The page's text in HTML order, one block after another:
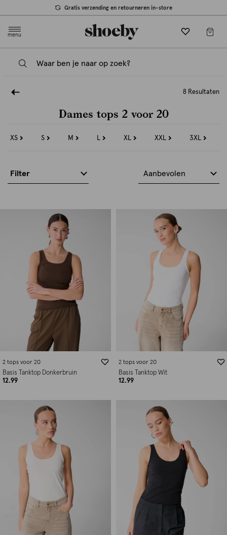
Gratis verzending en retourneren in-store
menu
8 Resultaten
Dames tops 2 voor 20
XS
Refine
S
Refine
M
Refine
L
Refine
XL
Refine
XXL
Refine
3XL
Refine
Filter Aanbevolen
2 tops voor 20
Basis Tanktop Donkerbruin
12.99
2 tops voor 20
Basis Tanktop Wit
12.99